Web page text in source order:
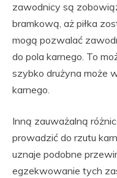
zawodnicy są
bramkową, aż piłka
mogą pozwalać
do pola karnego. To
szybko drużyna może
karnego.
Inną zauważalną
prowadzić do rzutu
uznaje podobne
egzekwowanie tych